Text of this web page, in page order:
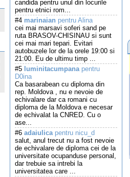
candida pentru unul din locurile
pentru etnici rom...
#4 marinaian pentru Alina
cei mai marsavi soferi sand pe
ruta BRASOV-CHISINAU si sunt
cei mai mari tepari. Evitari
autobuzele lor de la orele 19:00 si
21:00. Eu de ultimu timp ...
#5 luminitacumpanapentru
D0ina
Ca basarabean cu diploma din
rep. Moldova , nu e nevoie de
echivalare dar ca romani cu
diploma de la Moldova e necesar
de echivalat la CNRED. Cu o
ase...
#6 adaiulicapentru nicu_d
salut, anul trecut nu a fost nevoie
de echivalare de diploma cei de la
universitate ocupanduse personal,
dar trebuie sa intrebi la
universitatea care ...